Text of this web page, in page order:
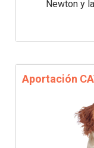
Newton y
Aportación